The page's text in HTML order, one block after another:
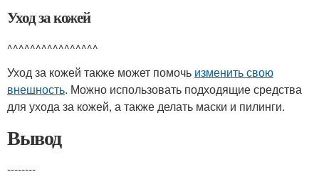
Уход за кожей
^^^^^^^^^^^^^^^^
Уход за кожей также может помочь изменить свою
внешность. Можно использовать подходящие средства
для ухода за кожей, а также делать маски и пилинги.
Вывод
--------